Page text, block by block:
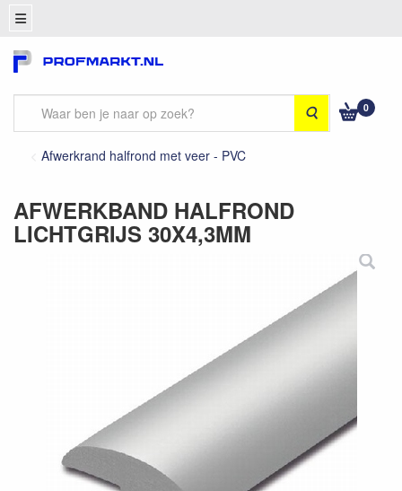
Zoeken 0
Afwerkrand halfrond met veer - PVC
AFWERKBAND HALFROND
LICHTGRIJS 30X4,3MM